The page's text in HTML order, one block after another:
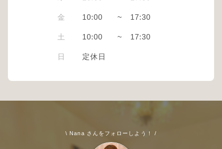
金 10:00 ~ 17:30
土 10:00 ~ 17:30
日 定休日
\ Nana さんをフォローしよう！ /